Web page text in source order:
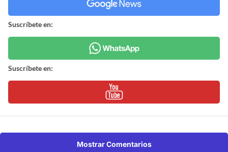
Suscríbete en:
Suscríbete en:
Mostrar Comentarios